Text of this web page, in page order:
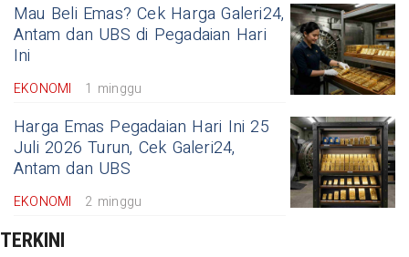
Mau Beli Emas? Cek Harga Galeri24,
Antam dan UBS di Pegadaian Hari
Ini
EKONOMI 1 minggu
Harga Emas Pegadaian Hari Ini 25
Juli 2026 Turun, Cek Galeri24,
Antam dan UBS
EKONOMI 2 minggu
TERKINI